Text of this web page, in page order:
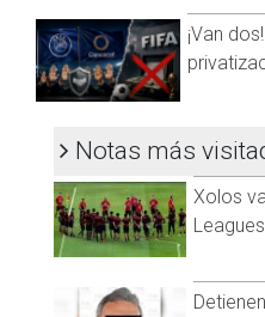
residente desde hace
siempre muy pendiente de
país.
Visita y accede a todo
www.cadenanoticias.com|
Facebook:
@cadenanoticiasmx
¡Van
Notas más
Xolos